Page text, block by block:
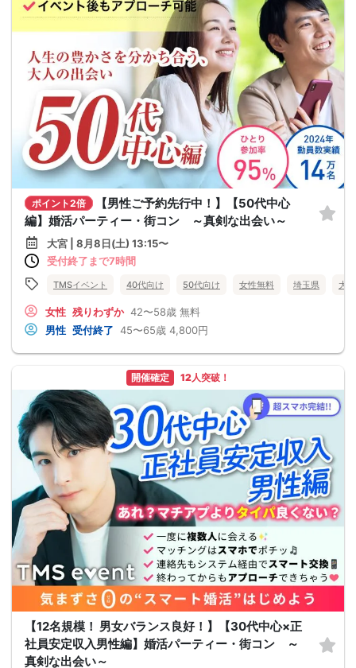
ポイント2倍
【男性ご予約先行中！】【50代中心
編】婚活パーティー・街コン ～真剣な出会い～
大宮 | 8月8日(土) 13:15〜
受付終了まで7時間
TMSイベント 40代向け 50代向け 女性無料 埼玉県 大宮
女性 残りわずか 42〜58歳 無料
男性 受付終了 45〜65歳 4,800円
開催確定 12人突破！
【12名規模！ 男女バランス良好！】【30代中心×正
社員安定収入男性編】婚活パーティー・街コン ～
真剣な出会い～